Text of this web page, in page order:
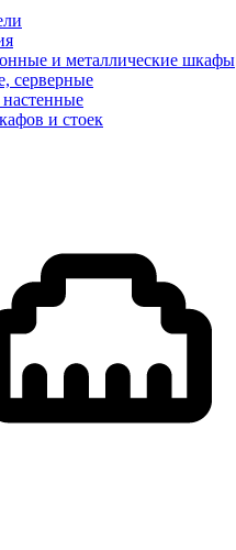
и металлические шкафы
серверные
и стоек